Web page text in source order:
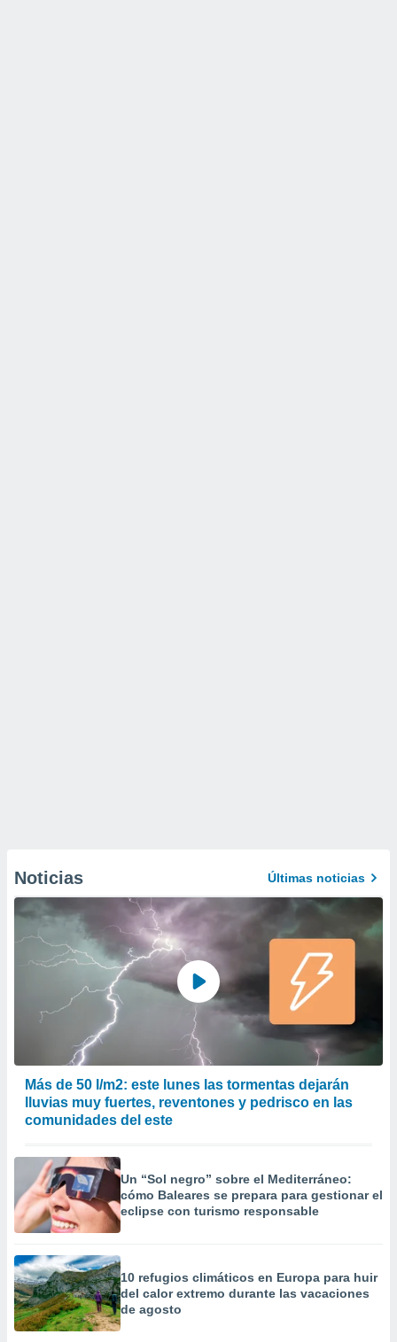
Noticias Últimas noticias
Más de 50 l/m2: este lunes las tormentas dejarán
lluvias muy fuertes, reventones y pedrisco en las
comunidades del este
Un “Sol negro” sobre el Mediterráneo:
cómo Baleares se prepara para gestionar el
eclipse con turismo responsable
10 refugios climáticos en Europa para huir
del calor extremo durante las vacaciones
de agosto